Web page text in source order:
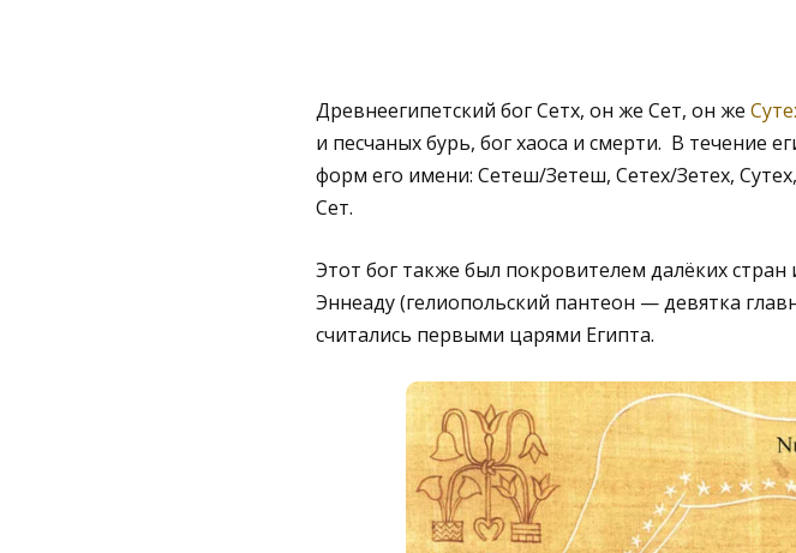
Древнеегипетский бог Сетх, он же Сет, он же
и песчаных бурь, бог хаоса и смерти. В течение
форм его имени: Сетеш/Зетеш, Сетех/Зетех,
Сет.
Этот бог также был покровителем далёких
Эннеаду (гелиопольский пантеон — девятка
считались первыми царями Египта.